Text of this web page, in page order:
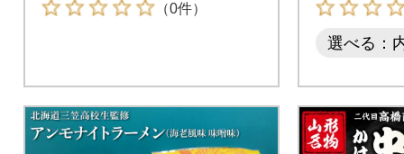
（0件）
選べる：